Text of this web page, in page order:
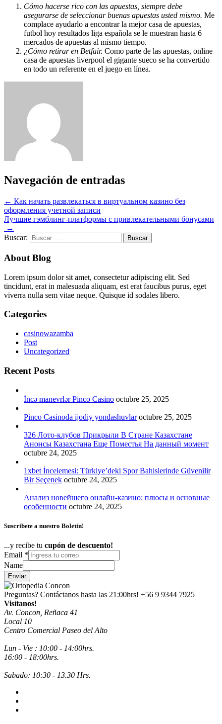
Cómo hacerse rico con las apuestas, siempre debe
asegurarse de seleccionar buenas apuestas usted mismo. Me
complace ayudarlo a encontrar la mejor casa de apuestas,
futbol hoy resultados liga española se le muestran hasta 6
mercados de apuestas al mismo tiempo.
¿Cómo retirar en Betfair. Como parte de las apuestas, online
casa de apuestas liverpool el gigante sueco se ha convertido
en todo un referente en el juego en línea.
Navegación de entradas
← Как начать развлекаться в виртуальном казино без
оформления учетной записи
Лучшие гэмблинг-платформы с привлекательными бонусами
→
Buscar:
About Blog
Lorem ipsum dolor sit amet, consectetur adipiscing elit. Sed
tincidunt, erat in malesuada aliquam, est erat faucibus purus, eget
viverra nulla sem vitae neque. Quisque id sodales libero.
Categories
casinowazamba
Post
Uncategorized
Recent Posts
İncə manevrlər Pinco Casino octubre 25, 2025
Pinco Casinoda ijodiy yondashuvlar octubre 25, 2025
326 Лото-клубов Прикрыли В Стране Казахстане
Анонсы Казахстана Еще Поместья На данный момент
octubre 24, 2025
1xbet İncelemesi: Türkiye’deki Spor Bahislerinde Güvenilir
Bir Seçenek octubre 24, 2025
Анализ новейшего онлайн-казино: плюсы и основные
особенности octubre 24, 2025
Suscribete a nuestro Boletin!
...y recibe tu cupón de descuento!
Email *
Name
Enviar
Preguntas? Contáctanos hasta las 21:00hrs! +56 9 9344 7925
Visítanos!
Av. Concon, Reñaca 41
Local 10
Centro Comercial Paseo del Alto
Lun - Vie : 10:00 - 14:00hrs.
16:00 - 18:00hrs.
Sabado: 10:30 - 13.30 Hrs.